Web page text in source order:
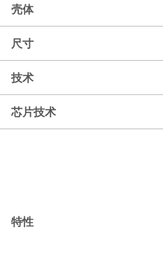
壳体
尺寸
技术
芯片技术
特性